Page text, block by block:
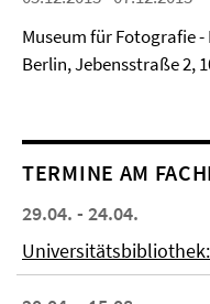
Museum für Fotografie
Berlin, Jebensstraße 2,
TERMINE AM
29.04. - 24.04.